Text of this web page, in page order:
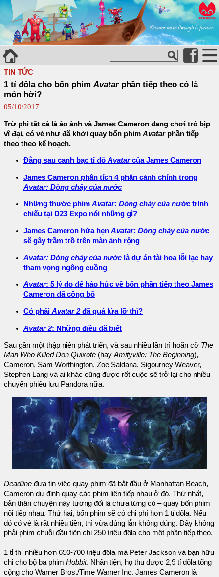
TIN TỨC
1 tỉ đôla cho bốn phim Avatarphần tiếp theo có là
món hời?
05/10/2017
Trừ phi tất cả là ảo ảnh và James Cameron đang chơi trò bịp
vĩ đại, có vẻ như đã khởi quay bốn phim Avatar phần tiếp
theo theo kế hoạch.
Đằng sau canh bạc tỉ đô Avatarcủa James Cameron
James Cameron phân tích 4 phân cảnh chính trong
Avatar: Dòng chảy của nước
Những thước phim Avatar: Dòng chảy của nước trình
chiếu tại D23 Expo nói những gì?
James Cameron hứa hẹn Avatar: Dòng chảy của nước
sẽ gây trầm trồ trên màn ảnh rộng
Avatar: Dòng chảy của nước là dự án tài hoa lỗi lạc hay
tham vọng ngông cuồng
Avatar: 5 lý do để háo hức về bốn phần tiếp theo James
Cameron đã công bố
Có phải Avatar 2đã quá lứa lỡ thì?
Avatar 2: Những điều đã biết
Sau gần một thập niên phát triển, và sau nhiều lần trì hoãn cỡ The
Man Who Killed Don Quixote (hayAmityville: The Beginning),
Cameron, Sam Worthington, Zoe Saldana, Sigourney Weaver,
Stephen Lang và ai khác cũng được rốt cuộc sẽ trở lại cho nhiều
chuyến phiêu lưu Pandora nữa.
Deadline đưa tin việc quay phim đã bắt đầu ở Manhattan Beach,
Cameron dự định quay các phim liên tiếp nhau ở đó. Thứ nhất,
bản thân chuyện này tương đối là chưa từng có – quay bốn phim
nối tiếp nhau. Thứ hai, bốn phim sẽ có chi phí hơn 1 tỉ đôla. Nếu
đó có vẻ là rất nhiều tiền, thì vừa đúng lẫn không đúng. Đây không
phải phim chuỗi đầu tiên chi 250 triệu đôla cho một phần tiếp theo.
1 tỉ thì nhiều hơn 650-700 triệu đôla mà Peter Jackson và bạn hữu
chi cho bộ ba phim Hobbit. Nhân tiện, họ thu được 2,9 tỉ đôla tổng
cộng cho Warner Bros./Time Warner Inc. James Cameron là